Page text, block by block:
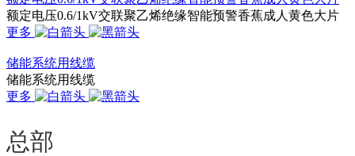
额定电压0.6/1kV交联聚乙烯绝缘智能预警香蕉成人黄色大片
更多
储能系统用线缆
储能系统用线缆
更多
总部